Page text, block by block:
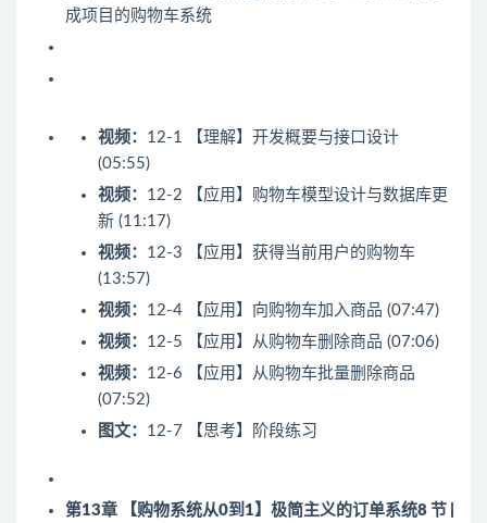
成项目的购物车系统
视频： 12-1 【理解】开发概要与接口设计
(05:55)
视频： 12-2 【应用】购物车模型设计与数据库更
新 (11:17)
视频： 12-3 【应用】获得当前用户的购物车
(13:57)
视频： 12-4 【应用】向购物车加入商品 (07:47)
视频： 12-5 【应用】从购物车删除商品 (07:06)
视频： 12-6 【应用】从购物车批量删除商品
(07:52)
图文： 12-7 【思考】阶段练习
第13章 【购物系统从0到1】极简主义的订单系统8 节 |